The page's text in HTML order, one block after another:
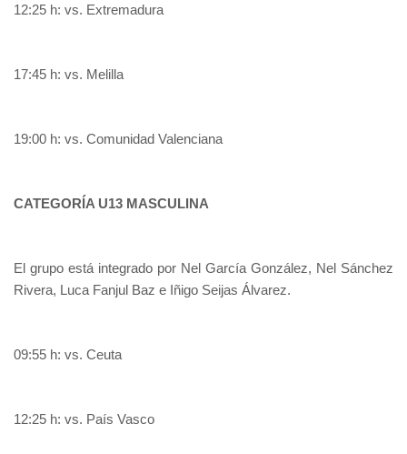
12:25 h: vs. Extremadura
17:45 h: vs. Melilla
19:00 h: vs. Comunidad Valenciana
CATEGORÍA U13 MASCULINA
El grupo está integrado por Nel García González, Nel Sánchez
Rivera, Luca Fanjul Baz e Iñigo Seijas Álvarez.
09:55 h: vs. Ceuta
12:25 h: vs. País Vasco